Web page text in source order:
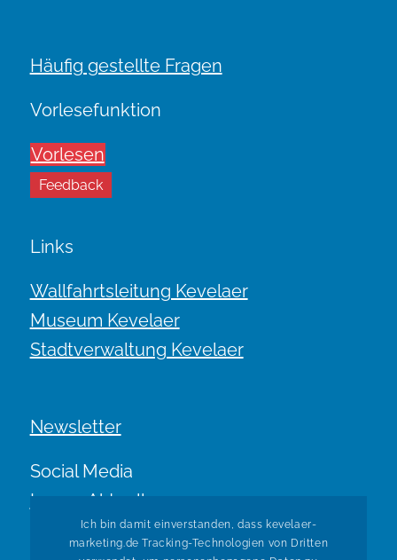
Häufig gestellte Fragen
Vorlesefunktion
Vorlesen
Feedback
Links
Wallfahrtsleitung Kevelaer
Museum Kevelaer
Stadtverwaltung Kevelaer
Newsletter
Social Media
Immer Aktuell.
Ich bin damit einverstanden, dass kevelaer-
marketing.de Tracking-Technologien von Dritten